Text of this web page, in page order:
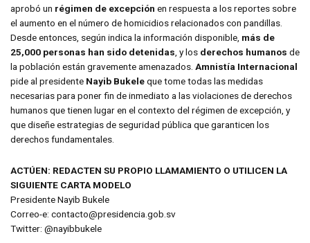
aprobó un régimen de excepción en respuesta a los reportes sobre
el aumento en el número de homicidios relacionados con pandillas.
Desde entonces, según indica la información disponible, más de
25,000 personas han sido detenidas , y los derechos humanos de
la población están gravemente amenazados. Amnistía Internacional
pide al presidente Nayib Bukeleque tome todas las medidas
necesarias para poner fin de inmediato a las violaciones de derechos
humanos que tienen lugar en el contexto del régimen de excepción, y
que diseñe estrategias de seguridad pública que garanticen los
derechos fundamentales.
ACTÚEN: REDACTEN SU PROPIO LLAMAMIENTO O UTILICEN LA
SIGUIENTE CARTA MODELO
Presidente Nayib Bukele
Correo-e: contacto@presidencia.gob.sv
Twitter: @nayibbukele